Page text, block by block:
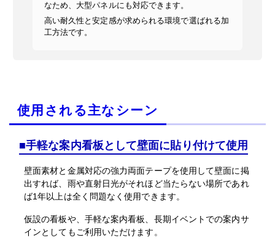
なため、大型パネルにも対応できます。
高い耐久性と安定感が求められる環境で選ばれる加
工方法です。
使用される主なシーン
■手軽な案内看板として壁面に貼り付けて使用
壁面素材と金属対応の強力両面テープを使用して壁面に掲
出すれば、雨や直射日光がそれほど当たらない場所であれ
ば1年以上は全く問題なく使用できます。
仮設の看板や、手軽な案内看板、長期イベントでの案内サ
インとしてもご利用いただけます。